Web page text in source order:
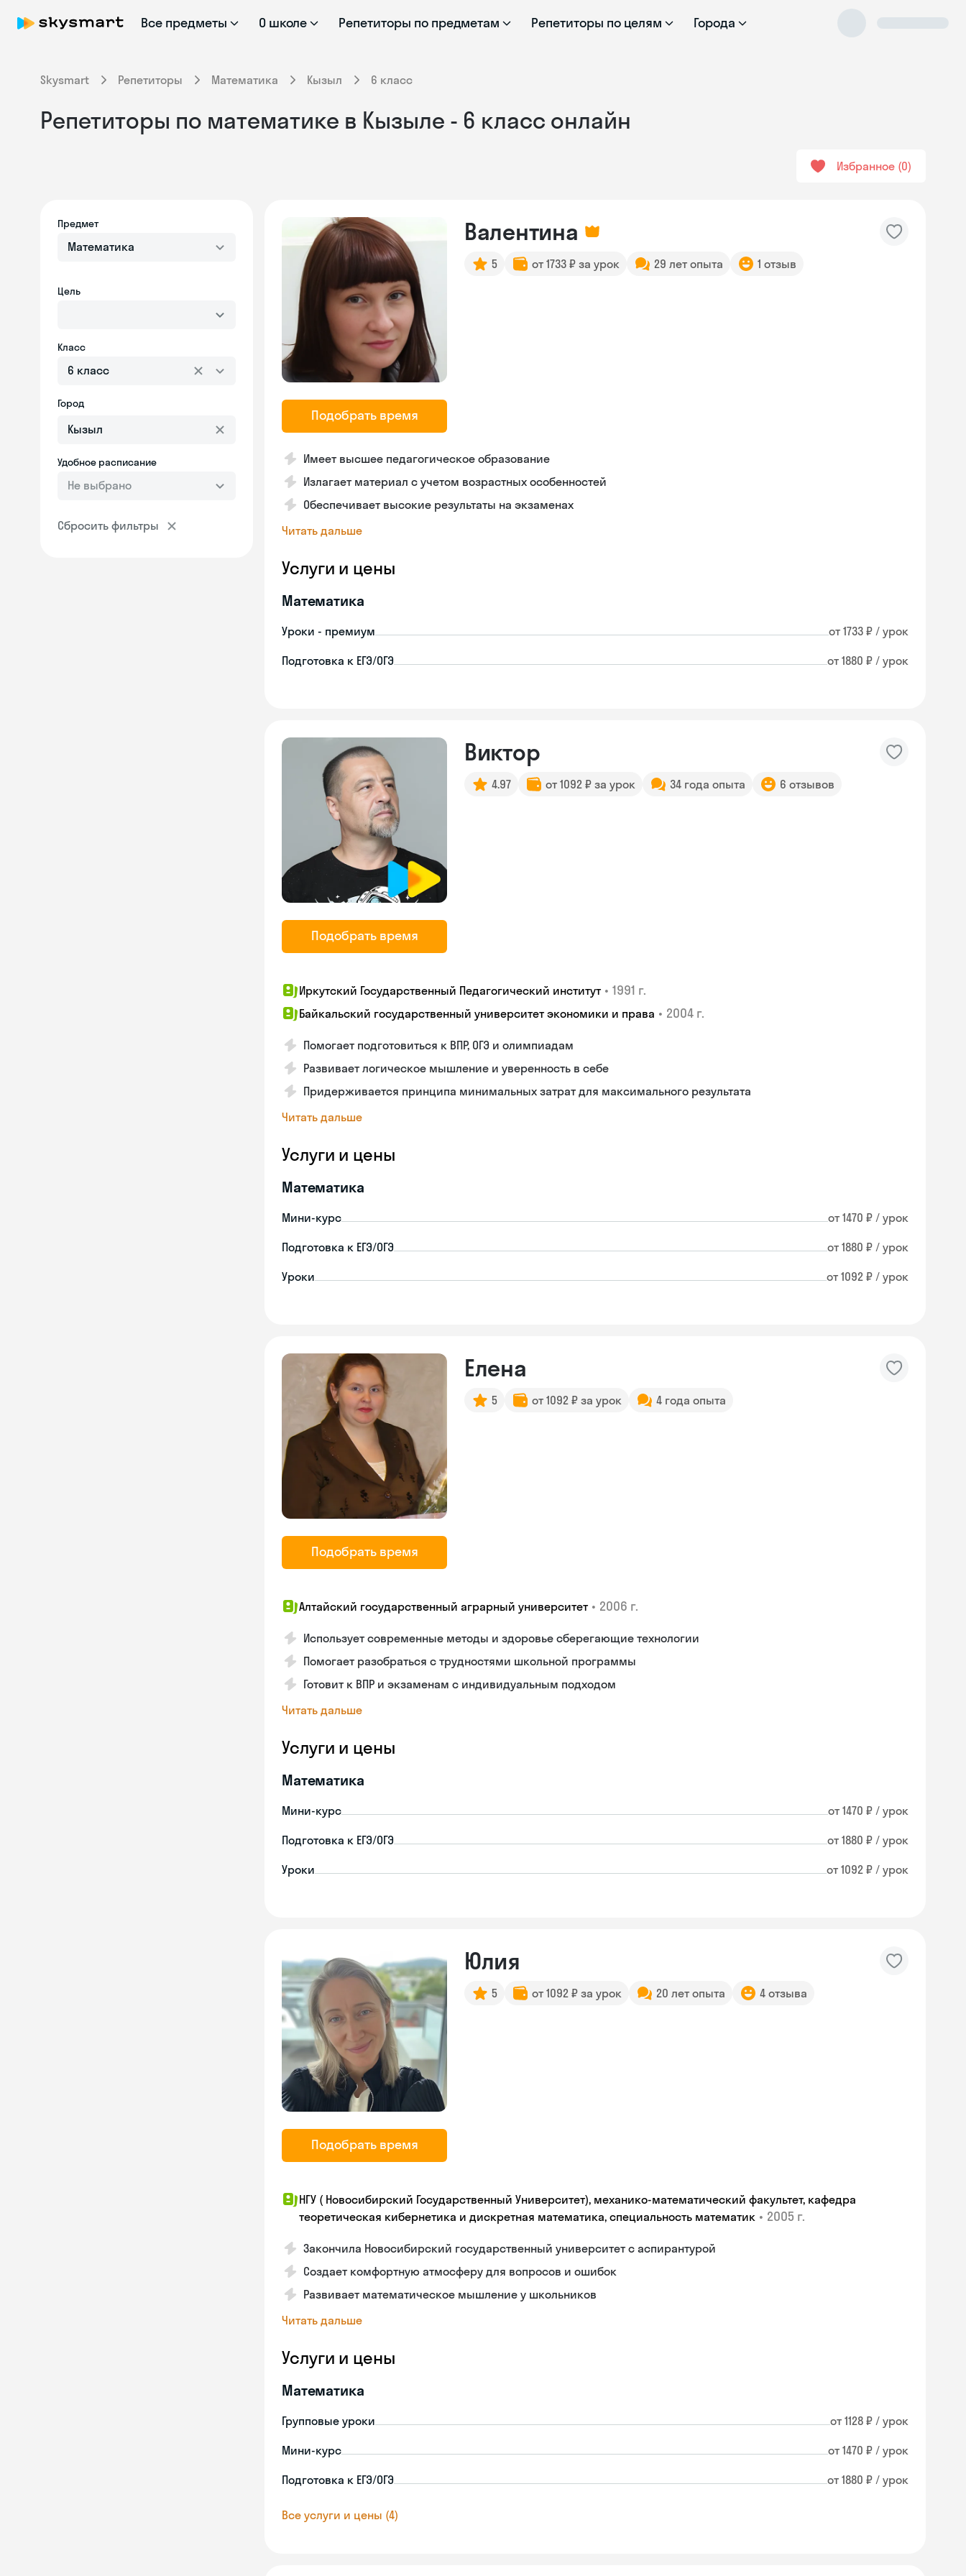
Все предметы О школе Репетиторы по предметам Репетиторы по целям Города
Skysmart Репетиторы Математика Кызыл 6 класс
Репетиторы по математике в Кызыле - 6 класс онлайн
Избранное 0
Предмет
Математика
Цель
Класс
6 класс
Город
Удобное расписание
Не выбрано
Сбросить фильтры
Подобрать время
Валентина
5 от 1733 ₽ за урок 29 лет опыта 1 отзыв
Имеет высшее педагогическое образование
Излагает материал с учетом возрастных особенностей
Обеспечивает высокие результаты на экзаменах
Читать дальше
Услуги и цены
Математика
Уроки - премиум от 1733 ₽ / урок
Подготовка к ЕГЭ/ОГЭ от 1880 ₽ / урок
Подобрать время
Виктор
4.97 от 1092 ₽ за урок 34 года опыта 6 отзывов
Иркутский Государственный Педагогический институт • 1991 г.
Байкальский государственный университет экономики и права • 2004 г.
Помогает подготовиться к ВПР, ОГЭ и олимпиадам
Развивает логическое мышление и уверенность в себе
Придерживается принципа минимальных затрат для максимального результата
Читать дальше
Услуги и цены
Математика
Мини-курс от 1470 ₽ / урок
Подготовка к ЕГЭ/ОГЭ от 1880 ₽ / урок
Уроки от 1092 ₽ / урок
Подобрать время
Елена
5 от 1092 ₽ за урок 4 года опыта
Алтайский государственный аграрный университет • 2006 г.
Использует современные методы и здоровье сберегающие технологии
Помогает разобраться с трудностями школьной программы
Готовит к ВПР и экзаменам с индивидуальным подходом
Читать дальше
Услуги и цены
Математика
Мини-курс от 1470 ₽ / урок
Подготовка к ЕГЭ/ОГЭ от 1880 ₽ / урок
Уроки от 1092 ₽ / урок
Подобрать время
Юлия
5 от 1092 ₽ за урок 20 лет опыта 4 отзыва
НГУ ( Новосибирский Государственный Университет), механико-математический факультет, кафедра
теоретическая кибернетика и дискретная математика, специальность математик • 2005 г.
Закончилa Новосибирский государственный университет с аспирантурой
Создает комфортную атмосферу для вопросов и ошибок
Развивает математическое мышление у школьников
Читать дальше
Услуги и цены
Математика
Групповые уроки от 1128 ₽ / урок
Мини-курс от 1470 ₽ / урок
Подготовка к ЕГЭ/ОГЭ от 1880 ₽ / урок
Все услуги и цены (4)